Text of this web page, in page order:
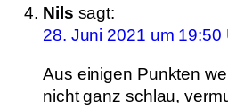
Nils sagt:
28. Juni 2021 um 19:50
Aus einigen Punkten
nicht ganz schlau,